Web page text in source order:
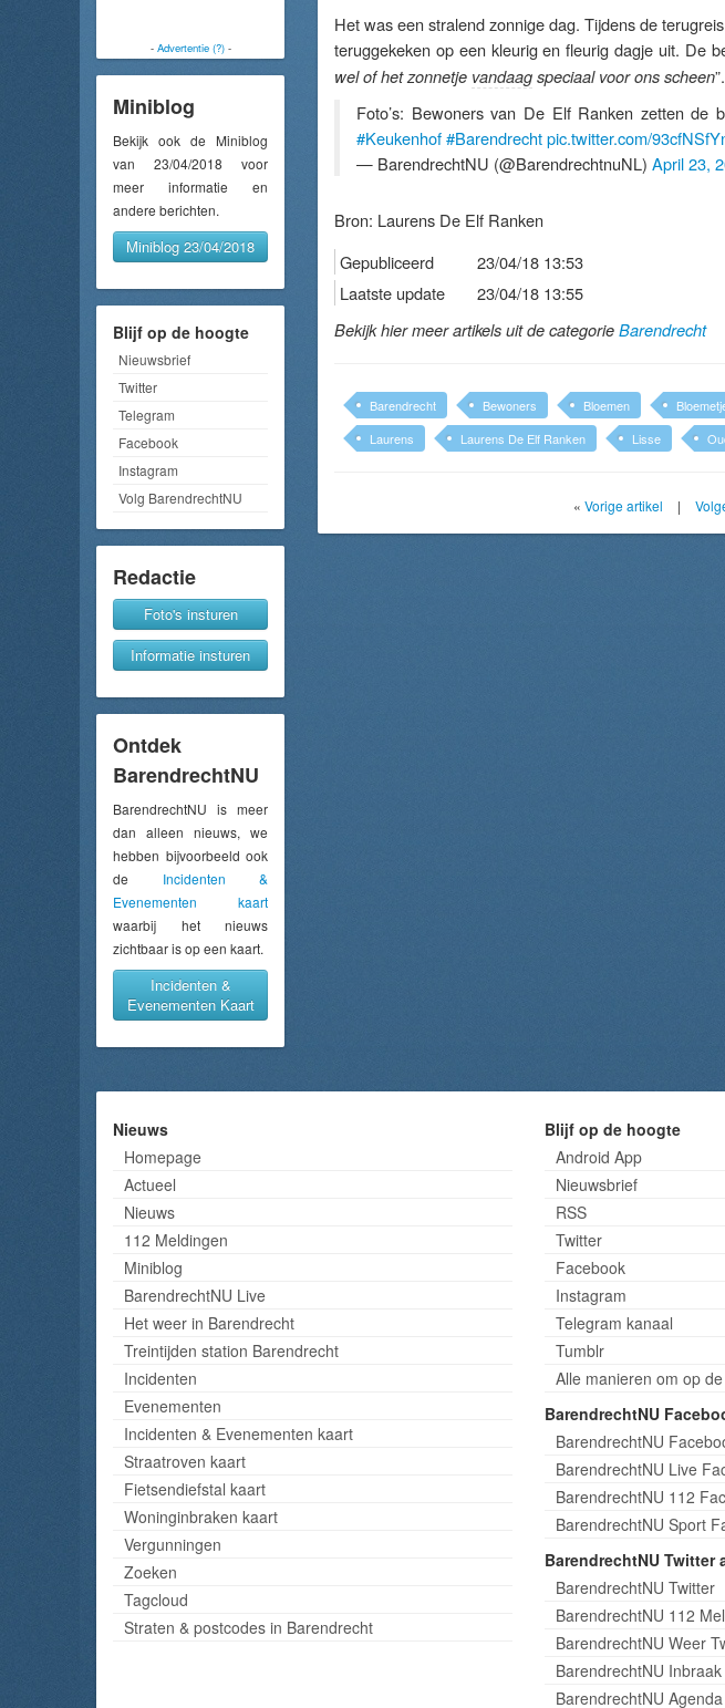
- Advertentie (?)-
Miniblog
Bekijk ook de Miniblog
van 23/04/2018 voor
meer informatie en
andere berichten.
Miniblog 23/04/2018
Blijf op de hoogte
Nieuwsbrief
Twitter
Telegram
Facebook
Instagram
Volg BarendrechtNU
Redactie
Foto's insturen
Informatie insturen
Ontdek
BarendrechtNU
BarendrechtNU is meer
dan alleen nieuws, we
hebben bijvoorbeeld ook
de Incidenten &
Evenementen kaart
waarbij het nieuws
zichtbaar is op een kaart.
Incidenten &
Evenementen Kaart
Het was een stralend zonnige dag. Tijdens de
teruggekeken op een kleurig en fleurig dagje uit. De
wel of het zonnetje vandaag speciaal voor ons scheen”.
Foto’s: Bewoners van De Elf Ranken zetten de
#Keukenhof#Barendrechtpic.twitter.com/
— BarendrechtNU (@BarendrechtnuNL) April 23,
Bron: Laurens De Elf Ranken
Gepubliceerd
23/04/18 13:53
Laatste update
23/04/18 13:55
Bekijk hier meer artikels uit de categorie Barendrecht
Barendrecht Bewoners Bloemen
Laurens
Laurens De Elf Ranken Lisse
« Vorige artikel |
Nieuws
Homepage
Actueel
Nieuws
112 Meldingen
Miniblog
BarendrechtNU Live
Het weer in Barendrecht
Treintijden station Barendrecht
Incidenten
Evenementen
Incidenten & Evenementen kaart
Straatroven kaart
Fietsendiefstal kaart
Woninginbraken kaart
Vergunningen
Zoeken
Tagcloud
Straten & postcodes in Barendrecht
Blijf op de hoogte
Android App
Nieuwsbrief
RSS
Twitter
Facebook
Instagram
Telegram kanaal
Tumblr
Alle manieren om op
BarendrechtNU
BarendrechtNU
BarendrechtNU Live
BarendrechtNU 112
BarendrechtNU Sport
BarendrechtNU Twitter
BarendrechtNU Twitter
BarendrechtNU 112
BarendrechtNU Weer
BarendrechtNU
BarendrechtNU